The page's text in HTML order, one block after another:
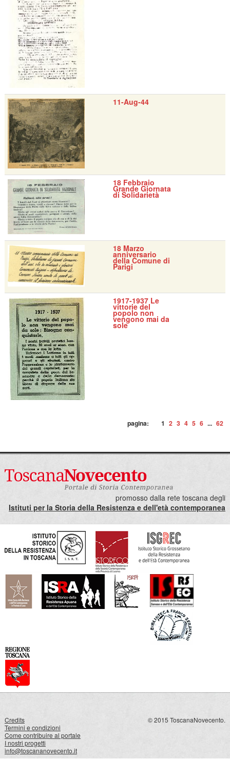
11-Aug-44
18 Febbraio
Grande Giornata
di Solidarietà
18 Marzo
anniversario
della Comune di
Parigi
1917-1937 Le
vittorie del
popolo non
vengono mai da
sole
pagina: 1 2 3 4 5 6 ... 62
promosso dalla rete toscana degli
Istituti per la Storia della Resistenza e dell'età contemporanea
Credits
Termini e condizioni
Come contribuire al portale
I nostri progetti
info@toscananovecento.it
© 2015 ToscanaNovecento.